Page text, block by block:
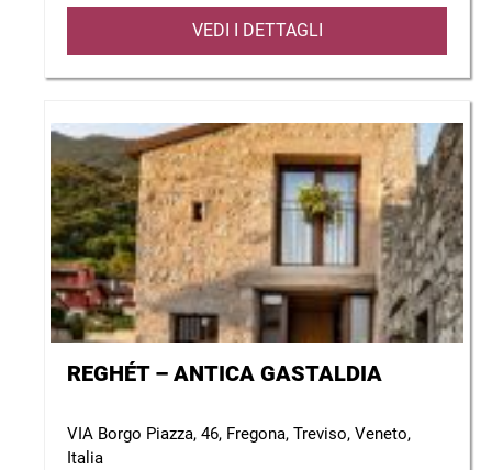
VEDI I DETTAGLI
REGHÉT – ANTICA GASTALDIA
VIA Borgo Piazza, 46, Fregona, Treviso, Veneto,
Italia